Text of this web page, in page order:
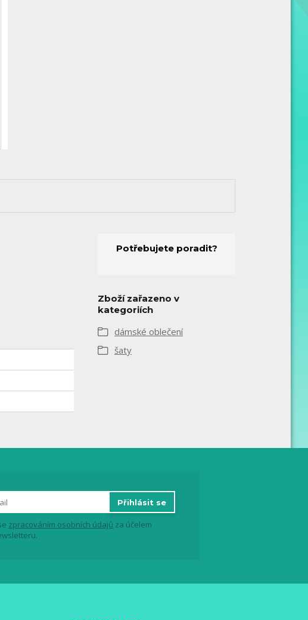
Potřebujete poradit?
Zboží zařazeno v
kategoriích
dámské oblečení
šaty
Přihlásit se
zpracováním osobních údajů za účelem